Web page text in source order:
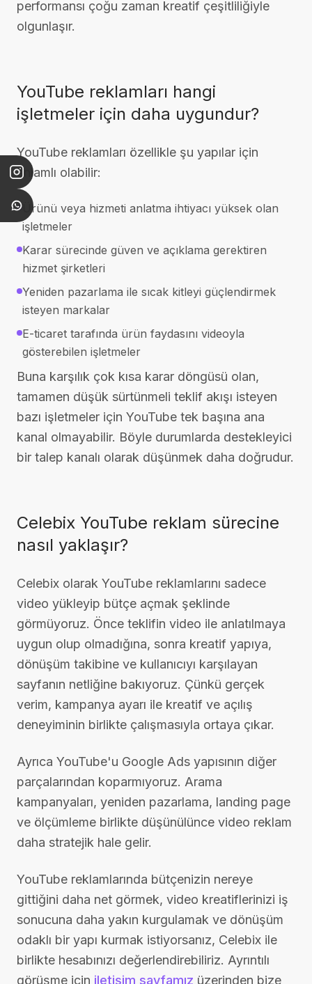
performansı çoğu zaman kreatif çeşitliliğiyle
olgunlaşır.
YouTube reklamları hangi
işletmeler için daha uygundur?
YouTube reklamları özellikle şu yapılar için
anlamlı olabilir:
Ürünü veya hizmeti anlatma ihtiyacı yüksek olan
işletmeler
Karar sürecinde güven ve açıklama gerektiren
hizmet şirketleri
Yeniden pazarlama ile sıcak kitleyi güçlendirmek
isteyen markalar
E-ticaret tarafında ürün faydasını videoyla
gösterebilen işletmeler
Buna karşılık çok kısa karar döngüsü olan,
tamamen düşük sürtünmeli teklif akışı isteyen
bazı işletmeler için YouTube tek başına ana
kanal olmayabilir. Böyle durumlarda destekleyici
bir talep kanalı olarak düşünmek daha doğrudur.
Celebix YouTube reklam sürecine
nasıl yaklaşır?
Celebix olarak YouTube reklamlarını sadece
video yükleyip bütçe açmak şeklinde
görmüyoruz. Önce teklifin video ile anlatılmaya
uygun olup olmadığına, sonra kreatif yapıya,
dönüşüm takibine ve kullanıcıyı karşılayan
sayfanın netliğine bakıyoruz. Çünkü gerçek
verim, kampanya ayarı ile kreatif ve açılış
deneyiminin birlikte çalışmasıyla ortaya çıkar.
Ayrıca YouTube'u Google Ads yapısının diğer
parçalarından koparmıyoruz. Arama
kampanyaları, yeniden pazarlama, landing page
ve ölçümleme birlikte düşünülünce video reklam
daha stratejik hale gelir.
YouTube reklamlarında bütçenizin nereye
gittiğini daha net görmek, video kreatiflerinizi iş
sonucuna daha yakın kurgulamak ve dönüşüm
odaklı bir yapı kurmak istiyorsanız, Celebix ile
birlikte hesabınızı değerlendirebiliriz. Ayrıntılı
görüşme için iletişim sayfamız üzerinden bize